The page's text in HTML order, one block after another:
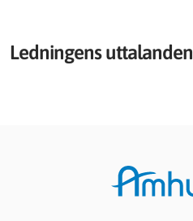
Ledningens uttalanden